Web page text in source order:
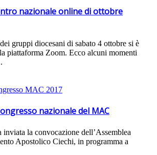
nazionale online di ottobre
gruppi diocesani di sabato 4 ottobre si è
piattaforma Zoom. Ecco alcuni momenti
nazionale del MAC
inviata la convocazione dell’Assemblea
Apostolico Ciechi, in programma a